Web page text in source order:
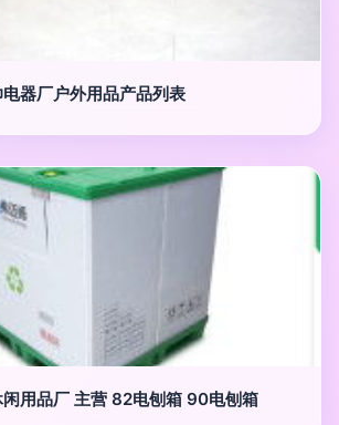
器厂户外用品产品列表
用品厂 主营 82电刨箱 90电刨箱